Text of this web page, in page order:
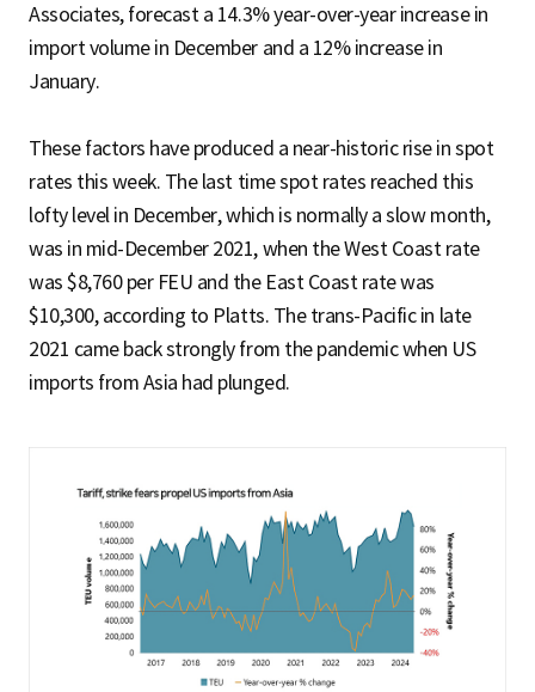
Associates, forecast a 14.3% year-over-year increase in
import volume in December and a 12% increase in
January.
These factors have produced a near-historic rise in spot
rates this week. The last time spot rates reached this
lofty level in December, which is normally a slow month,
was in mid-December 2021, when the West Coast rate
was $8,760 per FEU and the East Coast rate was
$10,300, according to Platts. The trans-Pacific in late
2021 came back strongly from the pandemic when US
imports from Asia had plunged.